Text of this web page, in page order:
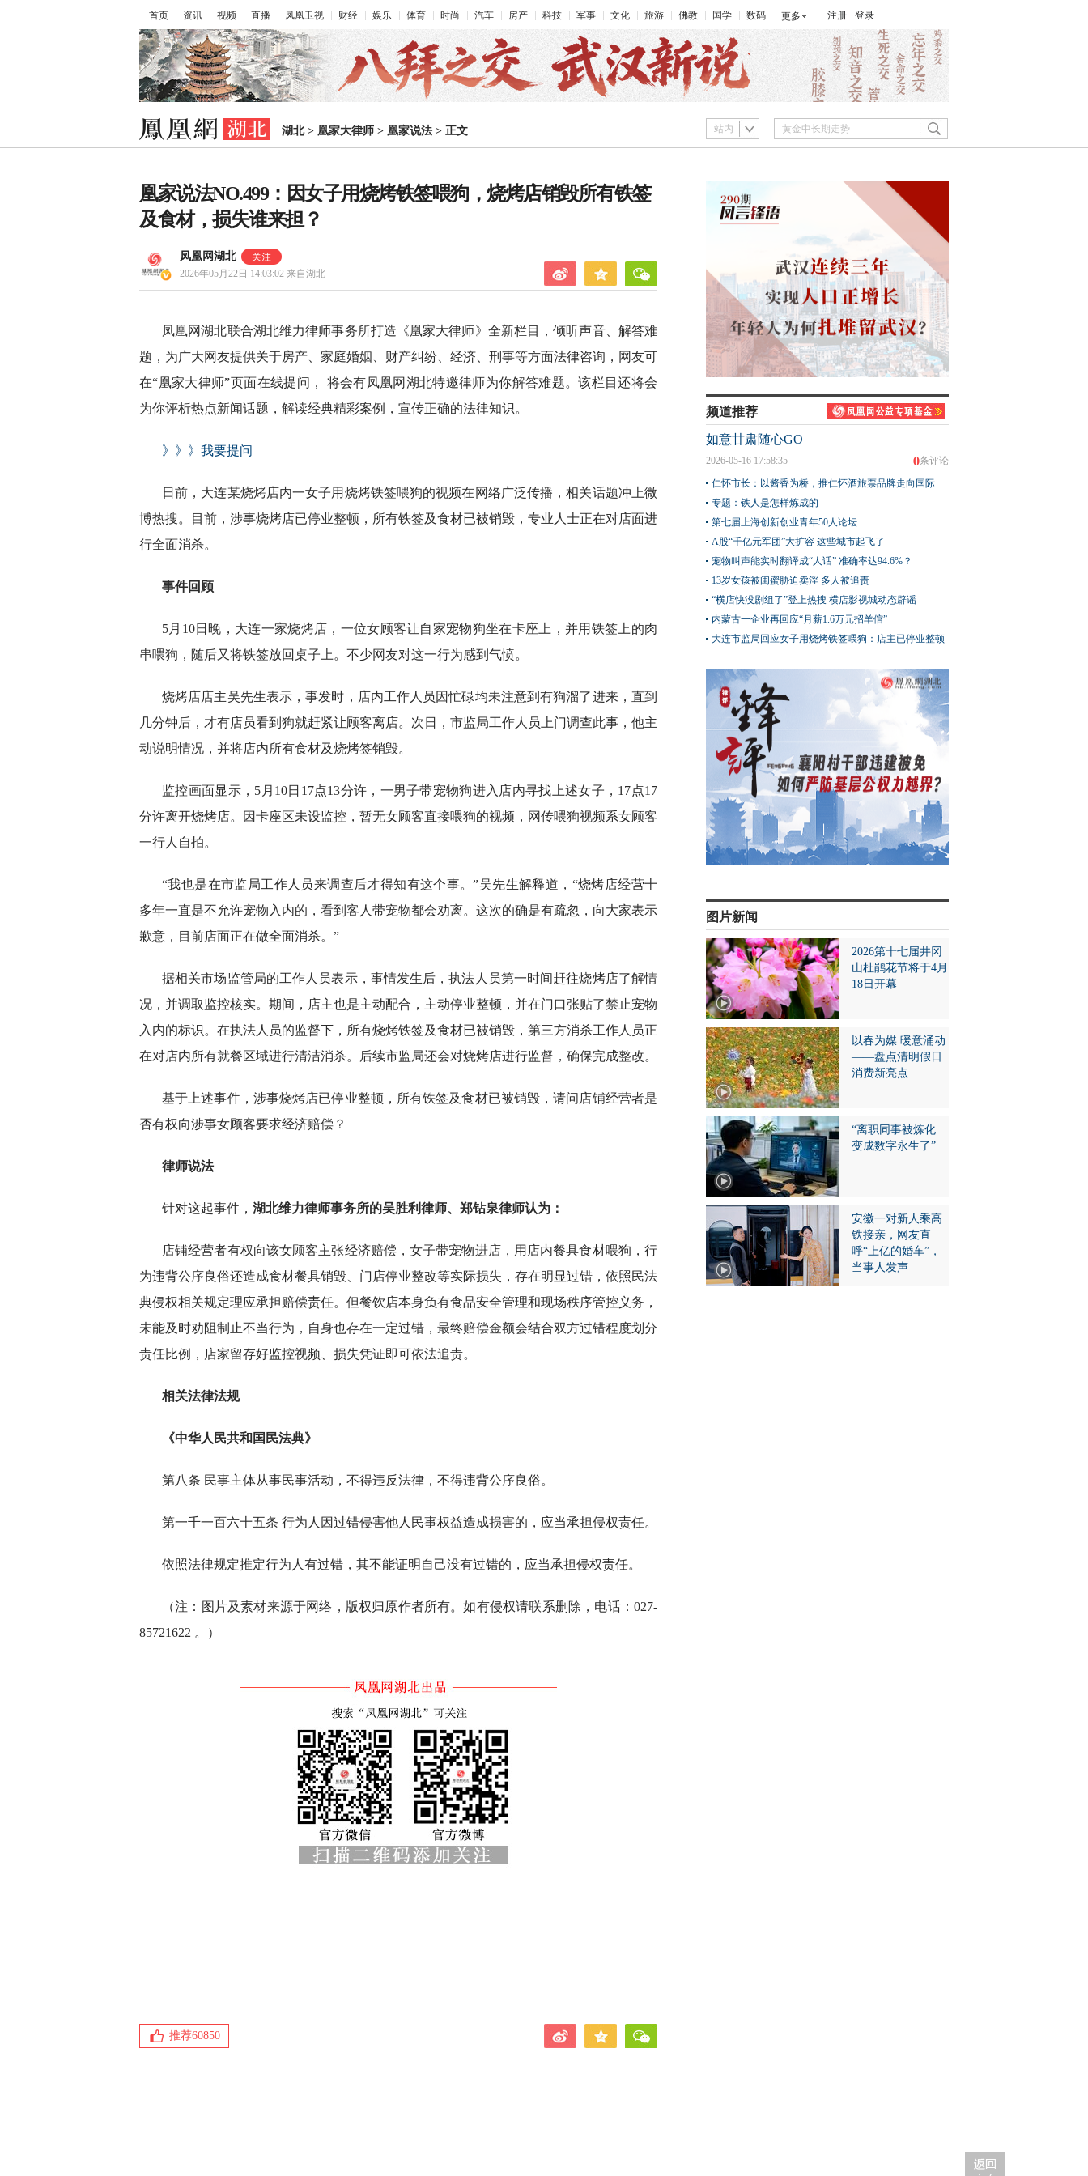
首页 资讯 视频 直播 凤凰卫视 财经 娱乐 体育 时尚 汽车 房产 科技 军事 文化 旅游 佛教 国学 数码 更多 注册 登录
湖北> 凰家大律师 > 凰家说法 > 正文 站内
凰家说法NO.499：因女子用烧烤铁签喂狗，烧烤店销毁所有铁签
及食材，损失谁来担？
凤凰网湖北
2026年05月22日 14:03:02 来自湖北
凤凰网湖北联合湖北维力律师事务所打造《凰家大律师》全新栏目，倾听声音、解答难
题，为广大网友提供关于房产、家庭婚姻、财产纠纷、经济、刑事等方面法律咨询，网友可
在“凰家大律师”页面在线提问， 将会有凤凰网湖北特邀律师为你解答难题。该栏目还将会
为你评析热点新闻话题，解读经典精彩案例，宣传正确的法律知识。
》》》我要提问
日前，大连某烧烤店内一女子用烧烤铁签喂狗的视频在网络广泛传播，相关话题冲上微
博热搜。目前，涉事烧烤店已停业整顿，所有铁签及食材已被销毁，专业人士正在对店面进
行全面消杀。
事件回顾
5月10日晚，大连一家烧烤店，一位女顾客让自家宠物狗坐在卡座上，并用铁签上的肉
串喂狗，随后又将铁签放回桌子上。不少网友对这一行为感到气愤。
烧烤店店主吴先生表示，事发时，店内工作人员因忙碌均未注意到有狗溜了进来，直到
几分钟后，才有店员看到狗就赶紧让顾客离店。次日，市监局工作人员上门调查此事，他主
动说明情况，并将店内所有食材及烧烤签销毁。
监控画面显示，5月10日17点13分许，一男子带宠物狗进入店内寻找上述女子，17点17
分许离开烧烤店。因卡座区未设监控，暂无女顾客直接喂狗的视频，网传喂狗视频系女顾客
一行人自拍。
“我也是在市监局工作人员来调查后才得知有这个事。”吴先生解释道，“烧烤店经营十
多年一直是不允许宠物入内的，看到客人带宠物都会劝离。这次的确是有疏忽，向大家表示
歉意，目前店面正在做全面消杀。”
据相关市场监管局的工作人员表示，事情发生后，执法人员第一时间赶往烧烤店了解情
况，并调取监控核实。期间，店主也是主动配合，主动停业整顿，并在门口张贴了禁止宠物
入内的标识。在执法人员的监督下，所有烧烤铁签及食材已被销毁，第三方消杀工作人员正
在对店内所有就餐区域进行清洁消杀。后续市监局还会对烧烤店进行监督，确保完成整改。
基于上述事件，涉事烧烤店已停业整顿，所有铁签及食材已被销毁，请问店铺经营者是
否有权向涉事女顾客要求经济赔偿？
律师说法
针对这起事件， 湖北维力律师事务所的吴胜利律师、郑钻泉律师认为 ：
店铺经营者有权向该女顾客主张经济赔偿，女子带宠物进店，用店内餐具食材喂狗，行
为违背公序良俗还造成食材餐具销毁、门店停业整改等实际损失，存在明显过错，依照民法
典侵权相关规定理应承担赔偿责任。但餐饮店本身负有食品安全管理和现场秩序管控义务，
未能及时劝阻制止不当行为，自身也存在一定过错，最终赔偿金额会结合双方过错程度划分
责任比例，店家留存好监控视频、损失凭证即可依法追责。
相关法律法规
《中华人民共和国民法典》
第八条 民事主体从事民事活动，不得违反法律，不得违背公序良俗。
第一千一百六十五条 行为人因过错侵害他人民事权益造成损害的，应当承担侵权责任。
依照法律规定推定行为人有过错，其不能证明自己没有过错的，应当承担侵权责任。
（注：图片及素材来源于网络，版权归原作者所有。如有侵权请联系删除，电话：027-
85721622 。）
推荐60850
频道推荐
如意甘肃随心GO
0条评论
2026-05-16 17:58:35
仁怀市长：以酱香为桥，推仁怀酒旅票品牌走向国际
专题：铁人是怎样炼成的
第七届上海创新创业青年50人论坛
A股“千亿元军团”大扩容 这些城市起飞了
宠物叫声能实时翻译成“人话” 准确率达94.6%？
13岁女孩被闺蜜胁迫卖淫 多人被追责
“横店快没剧组了”登上热搜 横店影视城动态辟谣
内蒙古一企业再回应“月薪1.6万元招羊倌”
大连市监局回应女子用烧烤铁签喂狗：店主已停业整顿
图片新闻
2026第十七届井冈
山杜鹃花节将于4月
18日开幕
以春为媒 暖意涌动
——盘点清明假日
消费新亮点
“离职同事被炼化
变成数字永生了”
安徽一对新人乘高
铁接亲，网友直
呼“上亿的婚车”，
当事人发声